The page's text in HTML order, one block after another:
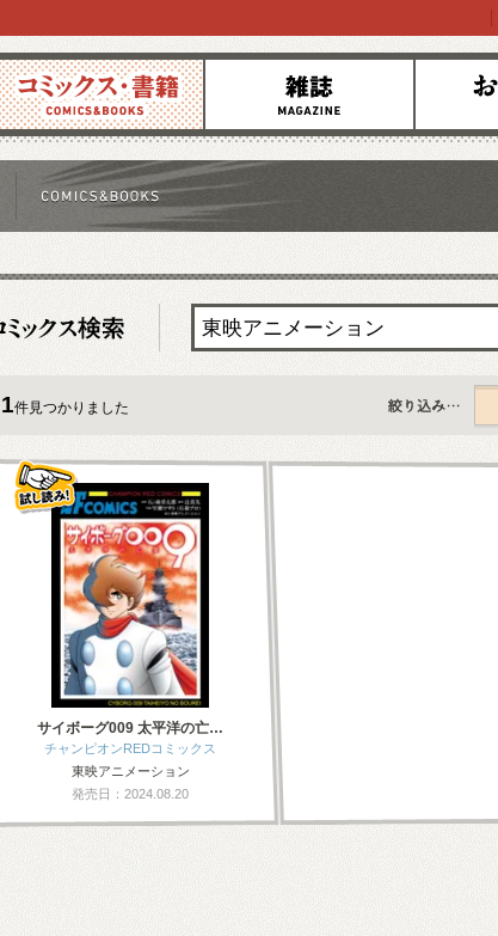
ミックス 雑誌 お知らせ
1件見つかりました
す
サイボーグ009 太平洋の亡…
チャンピオンREDコミックス
東映アニメーション
発売日：2024.08.20